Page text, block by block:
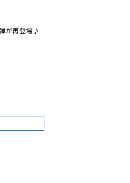
が再登場♪